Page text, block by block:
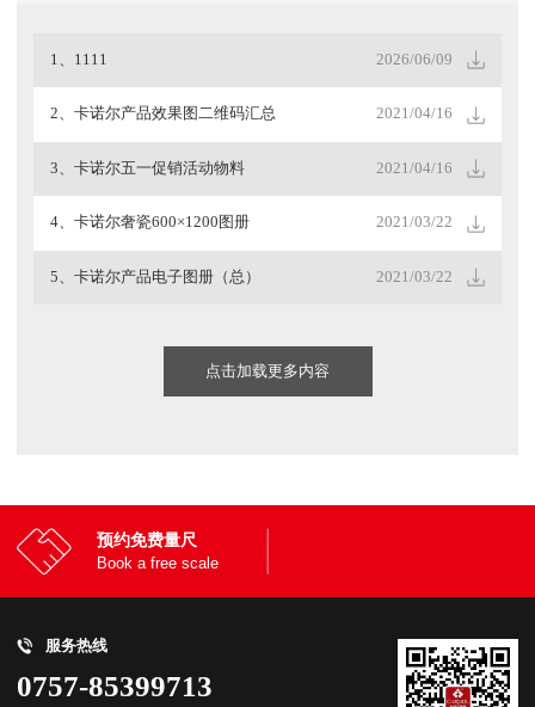
1、1111 2026/06/09
2、卡诺尔产品效果图二维码汇总 2021/04/16
3、卡诺尔五一促销活动物料 2021/04/16
4、卡诺尔奢瓷600×1200图册 2021/03/22
5、卡诺尔产品电子图册（总） 2021/03/22
点击加载更多内容
预约免费量尺
Book a free scale
服务热线
0757-85399713